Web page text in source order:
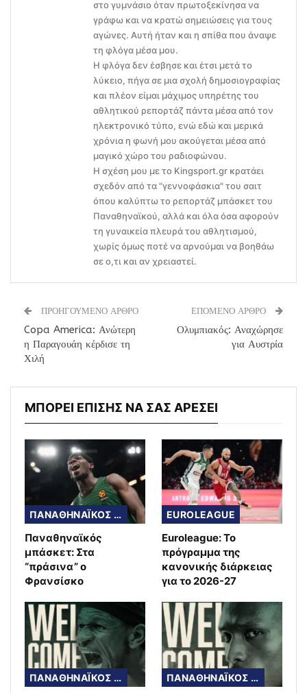
στο γυμνάσιο όταν πρωτοξεκίνησα να
γράφω και να κρατώ σημειώσεις για τους
αγώνες. Αυτή ήταν και η σπίθα που άναψε
τη φλόγα μέσα μου.
Η φλόγα δεν έσβησε και έτσι μετά το
λύκειο, πήγα σε μια σχολή δημοσιογραφίας
και πλέον είμαι μάχιμος υπηρέτης του
αθλητικού ρεπορτάζ πάντα μέσα από τον
ηλεκτρονικό τύπο, ενώ εδώ και μερικά
χρόνια η φωνή μου ακούγεται μέσα από
μαγικό χώρο του ραδιοφώνου.
Η σχέση μου με το Kingsport.gr κρατάει
σχεδόν από τα "γεννοφάσκια" του σαιτ
όπου καλύπτω το ρεπορτάζ μπάσκετ του
Παναθηναϊκού, αλλά και όλα όσα αφορούν
τη γυναικεία πλευρά του αθλητισμού,
χωρίς όμως ποτέ να αρνούμαι να βοηθάω
σε ο,τι και αν χρειαστεί.
ΠΡΟΗΓΟΥΜΕΝΟ ΑΡΘΡΟ
Copa America: Ανώτερη
η Παραγουάη κέρδισε τη
Χιλή
ΕΠΟΜΕΝΟ ΑΡΘΡΟ
Ολυμπιακός: Αναχώρησε
για Αυστρία
ΜΠΟΡΕΙ ΕΠΙΣΗΣ ΝΑ ΣΑΣ ΑΡΕΣΕΙ
ΠΑΝΑΘΗΝΑΪΚΟΣ ΜΠΑΣΚΕΤ
Παναθηναϊκός
μπάσκετ: Στα
“πράσινα” ο
Φρανσίσκο
EUROLEAGUE
Euroleague: Το
πρόγραμμα της
κανονικής διάρκειας
για το 2026-27
ΠΑΝΑΘΗΝΑΪΚΟΣ ΜΠΑΣΚΕΤ ΠΑΝΑΘΗΝΑΪΚΟΣ ΜΠΑΣΚΕΤ